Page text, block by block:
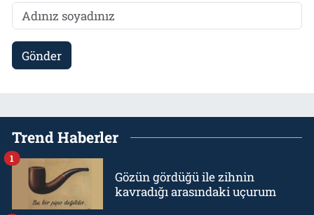
Gönder
Trend Haberler
Gözün gördüğü ile zihnin
kavradığı arasındaki uçurum
1